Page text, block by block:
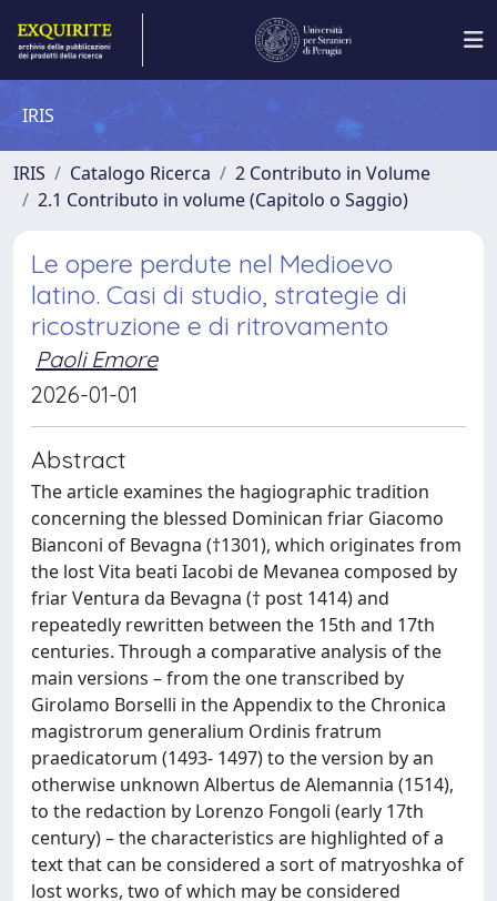
IRIS
IRIS Catalogo Ricerca
2 Contributo in Volume
2.1 Contributo in volume (Capitolo o Saggio)
Le opere perdute nel Medioevo
latino. Casi di studio, strategie di
ricostruzione e di ritrovamento
Paoli Emore
2026-01-01
Abstract
The article examines the hagiographic tradition
concerning the blessed Dominican friar Giacomo
Bianconi of Bevagna (†1301), which originates from
the lost Vita beati Iacobi de Mevanea composed by
friar Ventura da Bevagna († post 1414) and
repeatedly rewritten between the 15th and 17th
centuries. Through a comparative analysis of the
main versions – from the one transcribed by
Girolamo Borselli in the Appendix to the Chronica
magistrorum generalium Ordinis fratrum
praedicatorum (1493- 1497) to the version by an
otherwise unknown Albertus de Alemannia (1514),
to the redaction by Lorenzo Fongoli (early 17th
century) – the characteristics are highlighted of a
text that can be considered a sort of matryoshka of
lost works, two of which may be considered